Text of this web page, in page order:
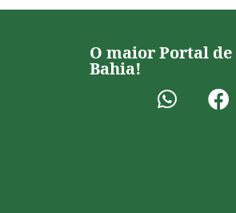
O maior Portal
Bahia!